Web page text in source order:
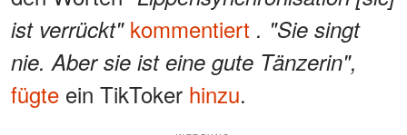
ist verrückt" kommentiert . "Sie singt
nie. Aber sie ist eine gute Tänzerin",
fügte ein TikToker hinzu.